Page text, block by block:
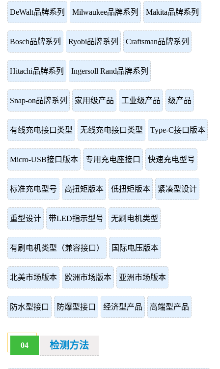
DeWalt品牌系列 Milwaukee品牌系列 Makita品牌系列
Bosch品牌系列 Ryobi品牌系列 Craftsman品牌系列
Hitachi品牌系列 Ingersoll Rand品牌系列
Snap-on品牌系列 家用级产品 工业级产品 级产品
有线充电接口类型 无线充电接口类型 Type-C接口版本
Micro-USB接口版本 专用充电座接口 快速充电型号
标准充电型号 高扭矩版本 低扭矩版本 紧凑型设计
重型设计 带LED指示型号 无刷电机类型
有刷电机类型（兼容接口） 国际电压版本
北美市场版本 欧洲市场版本 亚洲市场版本
防水型接口 防爆型接口 经济型产品 高端型产品
04 检测方法